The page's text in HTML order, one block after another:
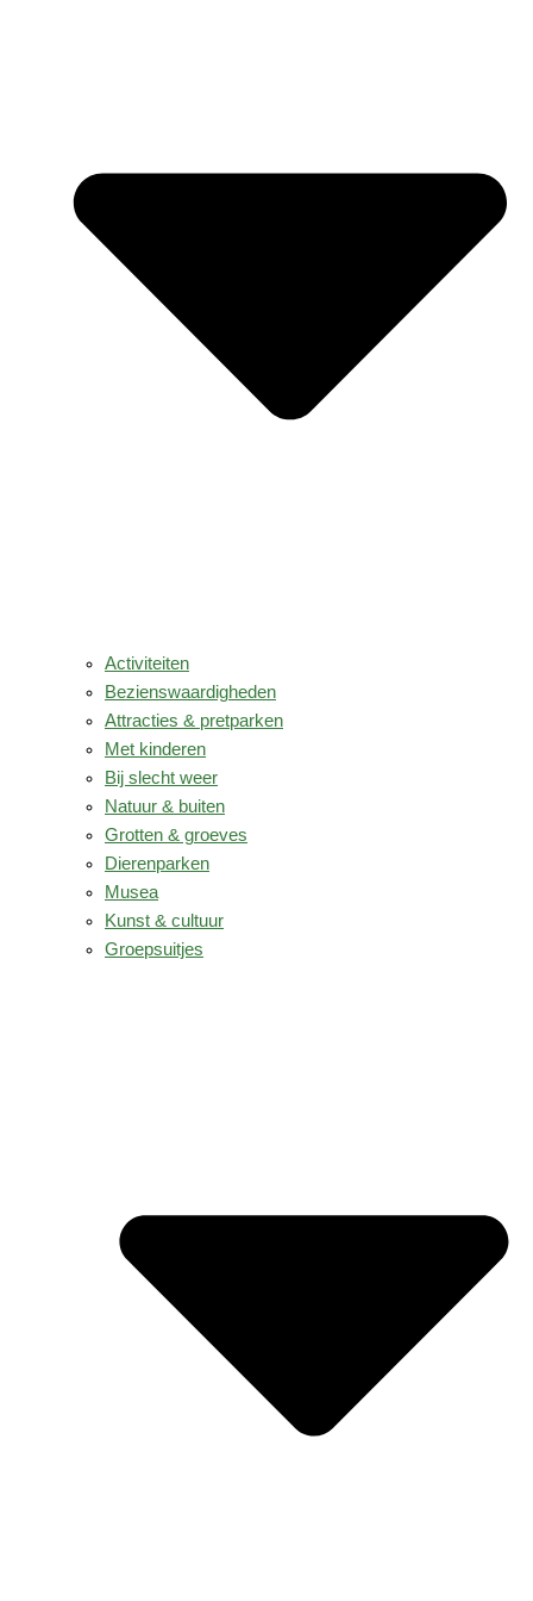
Activiteiten
Bezienswaardigheden
Attracties & pretparken
Met kinderen
Bij slecht weer
Natuur & buiten
Grotten & groeves
Dierenparken
Musea
Kunst & cultuur
Groepsuitjes